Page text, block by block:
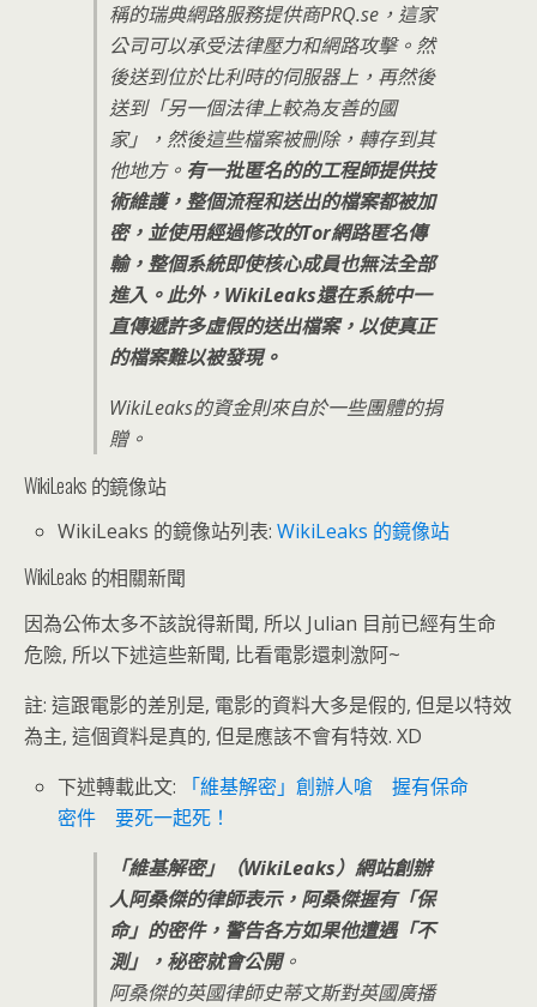
稱的瑞典網路服務提供商PRQ.se，這家
公司可以承受法律壓力和網路攻擊。然
後送到位於比利時的伺服器上，再然後
送到「另一個法律上較為友善的國
家」，然後這些檔案被刪除，轉存到其
他地方。 有一批匿名的的工程師提供技
術維護，整個流程和送出的檔案都被加
密，並使用經過修改的Tor網路匿名傳
輸，整個系統即使核心成員也無法全部
進入。此外，WikiLeaks還在系統中一
直傳遞許多虛假的送出檔案，以使真正
的檔案難以被發現。
WikiLeaks的資金則來自於一些團體的捐
贈。
WikiLeaks 的鏡像站
WikiLeaks 的鏡像站列表:WikiLeaks 的鏡像站
WikiLeaks 的相關新聞
因為公佈太多不該說得新聞, 所以 Julian 目前已經有生命
危險, 所以下述這些新聞, 比看電影還刺激阿~
註: 這跟電影的差別是, 電影的資料大多是假的, 但是以特效
為主, 這個資料是真的, 但是應該不會有特效. XD
下述轉載此文:
「維基解密」創辦人嗆 握有保命
密件 要死一起死！
「維基解密」（WikiLeaks）網站創辦
人阿桑傑的律師表示，阿桑傑握有「保
命」的密件，警告各方如果他遭遇「不
測」，秘密就會公開。
阿桑傑的英國律師史蒂文斯對英國廣播